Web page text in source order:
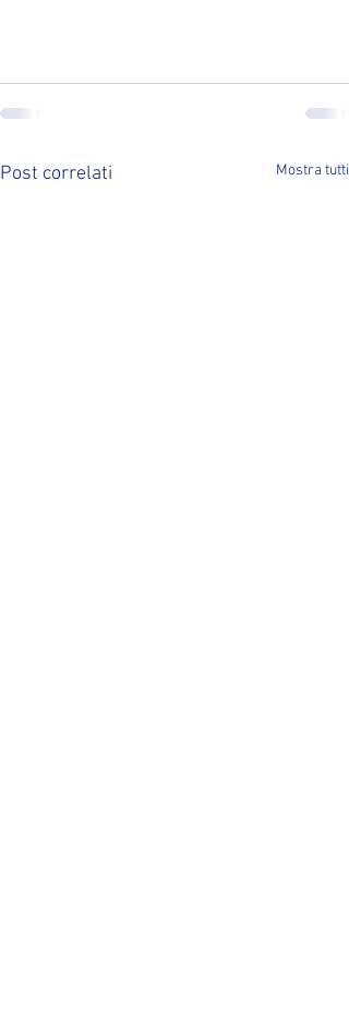
Post correlati Mostra tutti